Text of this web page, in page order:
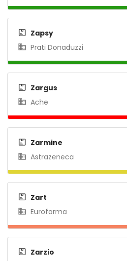
Zapsy
Prati Donaduzzi
Zargus
Ache
Zarmine
Astrazeneca
Zart
Eurofarma
Zarzio